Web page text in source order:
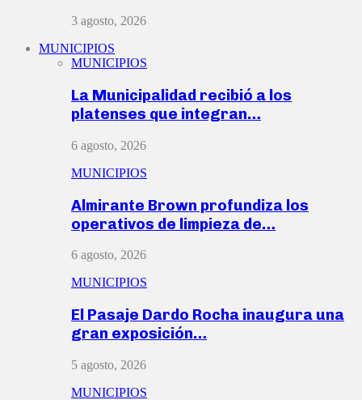
3 agosto, 2026
MUNICIPIOS
MUNICIPIOS
La Municipalidad recibió a los
platenses que integran…
6 agosto, 2026
MUNICIPIOS
Almirante Brown profundiza los
operativos de limpieza de…
6 agosto, 2026
MUNICIPIOS
El Pasaje Dardo Rocha inaugura una
gran exposición…
5 agosto, 2026
MUNICIPIOS